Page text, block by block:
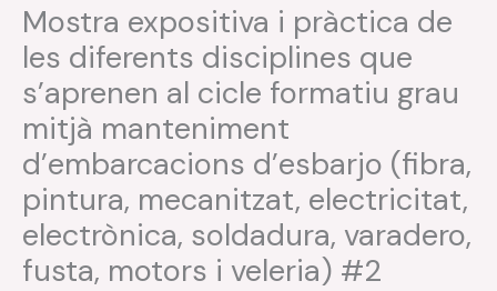
Mostra expositiva i pràctica de
les diferents disciplines que
s’aprenen al cicle formatiu grau
mitjà manteniment
d’embarcacions d’esbarjo (fibra,
pintura, mecanitzat, electricitat,
electrònica, soldadura, varadero,
fusta, motors i veleria) #2